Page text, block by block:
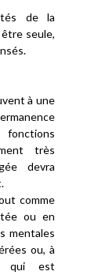
de la
être seule,
à une
très
devra
comme
ou en
mentales
ou, à
qui est